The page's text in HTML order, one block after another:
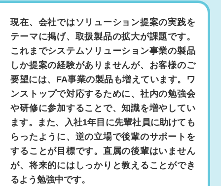
現在、会社ではソリューション提案の実践を
テーマに掲げ、取扱製品の拡大が課題です。
これまでシステムソリューション事業の製品
しか提案の経験がありませんが、お客様のご
要望には、FA事業の製品も増えています。ワ
ンストップで対応するために、社内の勉強会
や研修に参加することで、知識を増やしてい
ます。また、入社1年目に先輩社員に助けても
らったように、逆の立場で後輩のサポートを
することが目標です。直属の後輩はいません
が、将来的にはしっかりと教えることができ
るよう勉強中です。